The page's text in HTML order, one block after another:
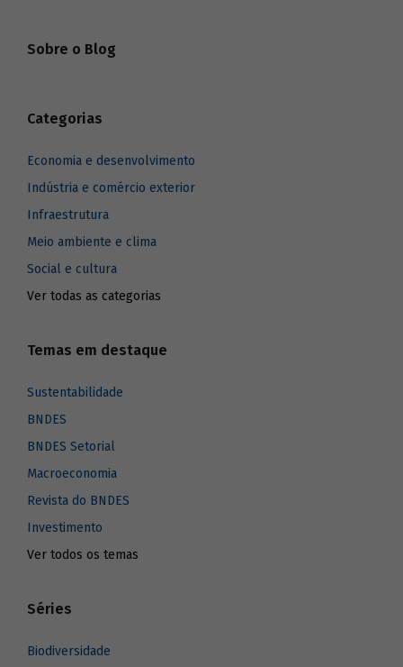
Sobre o Blog
Categorias
Economia e desenvolvimento
Indústria e comércio exterior
Infraestrutura
Meio ambiente e clima
Social e cultura
Ver todas as categorias
Temas em destaque
Sustentabilidade
BNDES
BNDES Setorial
Macroeconomia
Revista do BNDES
Investimento
Ver todos os temas
Séries
Biodiversidade